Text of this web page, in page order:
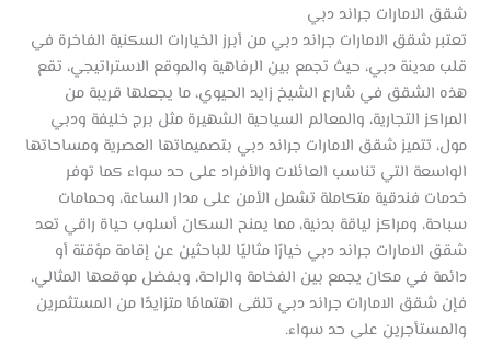
شقق الامارات جراند دبي
تعتبر شقق الامارات جراند دبي من أبرز الخيارات السكنية الفاخرة في
قلب مدينة دبي، حيث تجمع بين الرفاهية والموقع الاستراتيجي، تقع
هذه الشقق في شارع الشيخ زايد الحيوي، ما يجعلها قريبة من
المراكز التجارية، والمعالم السياحية الشهيرة مثل برج خليفة ودبي
مول، تتميز شقق الامارات جراند دبي بتصميماتها العصرية ومساحاتها
الواسعة التي تناسب العائلات والأفراد على حد سواء كما توفر
خدمات فندقية متكاملة تشمل الأمن على مدار الساعة، وحمامات
سباحة، ومراكز لياقة بدنية، مما يمنح السكان أسلوب حياة راقي تعد
شقق الامارات جراند دبي خيارًا مثاليًا للباحثين عن إقامة مؤقتة أو
دائمة في مكان يجمع بين الفخامة والراحة، وبفضل موقعها المثالي،
فإن شقق الامارات جراند دبي تلقى اهتمامًا متزايدًا من المستثمرين
والمستأجرين على حد سواء.